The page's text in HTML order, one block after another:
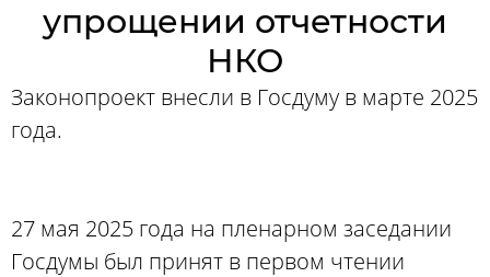
упрощении отчетности
НКО
Законопроект внесли в Госдуму в марте 2025
года.
27 мая 2025 года на пленарном заседании
Госдумы был принят в первом чтении